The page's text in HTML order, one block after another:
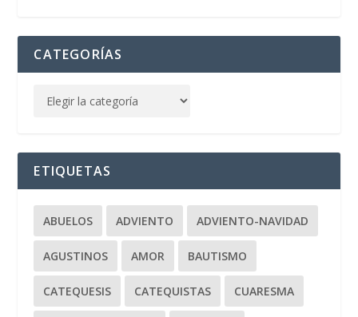
CATEGORÍAS
ETIQUETAS
ABUELOS ADVIENTO ADVIENTO-NAVIDAD
AGUSTINOS AMOR BAUTISMO
CATEQUESIS CATEQUISTAS CUARESMA